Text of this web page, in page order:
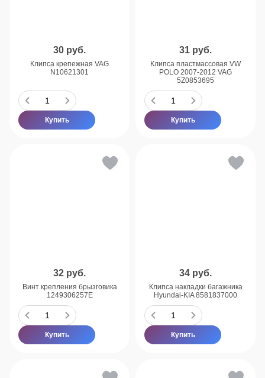
30 руб.
Клипса крепежная VAG
N10621301
Купить
31 руб.
Клипса пластмассовая VW
POLO 2007-2012 VAG
5Z0853695
Купить
32 руб.
Винт крепления брызговика
1249306257E
Купить
34 руб.
Клипса накладки багажника
Hyundai-KIA 8581837000
Купить